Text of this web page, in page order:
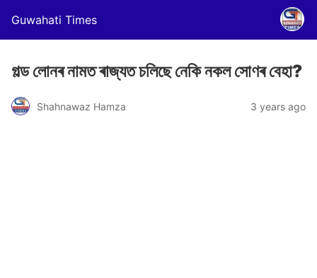
Guwahati Times
গল্ড লোনৰ নামত ৰাজ্যত চলিছে নেকি নকল সোণৰ বেহা?
Shahnawaz Hamza 3 years ago